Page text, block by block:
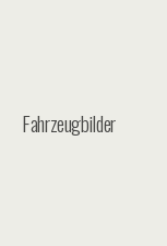
Fahrzeugbilder